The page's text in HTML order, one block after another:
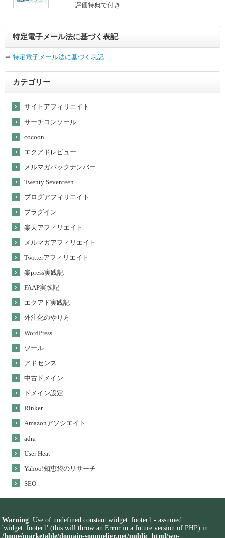
評価特典で付き
特定電子メール法に基づく表記
⇒ 特定電子メール法に基づく表記
カテゴリー
サイトアフィリエイト
サーチコンソール
cocoon
エクアドレビュー
メルマガバックナンバー
Twenty Seventeen
ブログアフィリエイト
プラグイン
楽天アフィリエイト
メルマガアフィリエイト
Twitterアフィリエイト
楽press実践記
FAAP実践記
エクアド実践記
外注化のやり方
WordPress
ツール
アドセンス
中古ドメイン
ドメイン設定
Rinker
Amazonアソシエイト
adra
User Heat
Yahoo!知恵袋のリサーチ
SEO
Warning: Use of undefined constant widget_footer1 - assumed
'widget_footer1' (this will throw an Error in a future version of PHP) in
/home/marketable/domain-sommelier.net/public_html/wp-